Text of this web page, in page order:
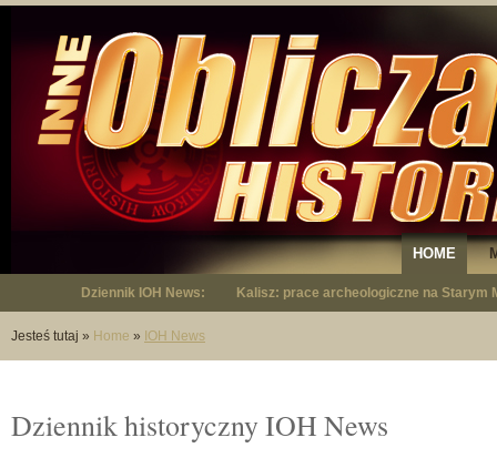
HOME
Dziennik IOH News: "Lato w mieście" w Muzeum
Jesteś tutaj » Home » IOH News
Dziennik historyczny IOH News